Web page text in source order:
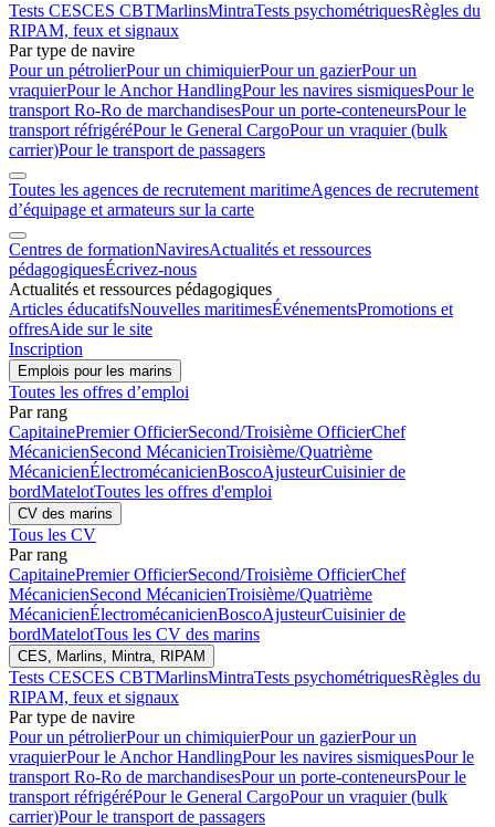
Tests CESCES CBTMarlinsMintraTests psychométriquesRègles du
RIPAM, feux et signaux
Par type de navire
Pour un pétrolierPour un chimiquierPour un gazierPour un
vraquierPour le Anchor HandlingPour les navires sismiquesPour le
transport Ro-Ro de marchandisesPour un porte-conteneursPour le
transport réfrigéréPour le General CargoPour un vraquier (bulk
carrier)Pour le transport de passagers
Toutes les agences de recrutement maritimeAgences de recrutement
d’équipage et armateurs sur la carte
Centres de formationNaviresActualités et ressources
pédagogiquesÉcrivez-nous
Actualités et ressources pédagogiques
Articles éducatifsNouvelles maritimesÉvénementsPromotions et
offresAide sur le site
Inscription
Emplois pour les marins
Toutes les offres d’emploi
Par rang
CapitainePremier OfficierSecond/Troisième OfficierChef
MécanicienSecond MécanicienTroisième/Quatrième
MécanicienÉlectromécanicienBoscoAjusteurCuisinier de
bordMatelotToutes les offres d'emploi
CV des marins
Tous les CV
Par rang
CapitainePremier OfficierSecond/Troisième OfficierChef
MécanicienSecond MécanicienTroisième/Quatrième
MécanicienÉlectromécanicienBoscoAjusteurCuisinier de
bordMatelotTous les CV des marins
CES, Marlins, Mintra, RIPAM
Tests CESCES CBTMarlinsMintraTests psychométriquesRègles du
RIPAM, feux et signaux
Par type de navire
Pour un pétrolierPour un chimiquierPour un gazierPour un
vraquierPour le Anchor HandlingPour les navires sismiquesPour le
transport Ro-Ro de marchandisesPour un porte-conteneursPour le
transport réfrigéréPour le General CargoPour un vraquier (bulk
carrier)Pour le transport de passagers